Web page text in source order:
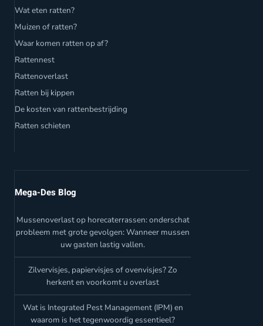
Wat eten ratten?
Muizen of ratten?
Waar komen ratten op af?
Rattennest
Rattenoverlast
Ratten bij kippen
De kosten van rattenbestrijding
Ratten schieten
Mega-Des Blog
Mussenoverlast op horecaterrassen: onderschat
probleem met grote gevolgen: Wanneer mussen
uw gasten lastig vallen.
Zilvervisjes, papiervisjes of ovenvisjes? Zo
herkent en voorkomt u overlast
Wat is Integrated Pest Management (IPM) en
waarom is het tegenwoordig essentieel?